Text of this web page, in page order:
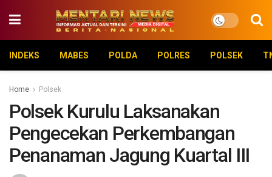
INDEKS MABES POLDA POLRES POLSEK
Home Polsek
Polsek Kurulu Laksanakan
Pengecekan Perkembangan
Penanaman Jagung Kuartal III